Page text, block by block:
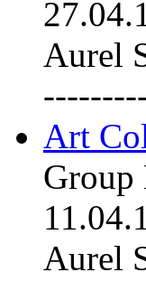
Aurel
Art
Aurel